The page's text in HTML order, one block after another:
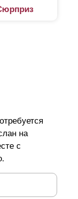
на
с